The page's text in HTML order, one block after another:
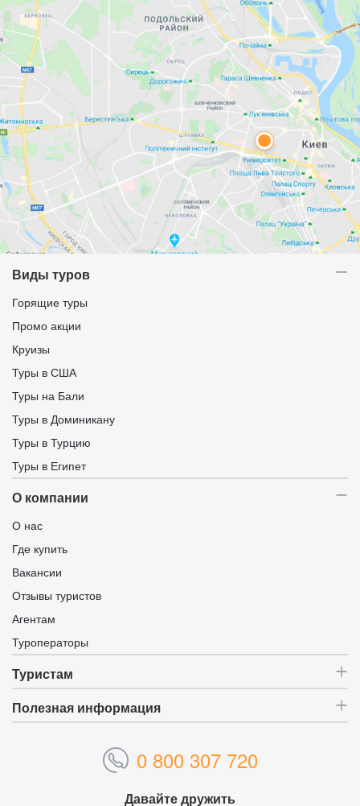
Виды туров
Горящие туры
Промо акции
Круизы
Туры в США
Туры на Бали
Туры в Доминикану
Туры в Турцию
Туры в Египет
О компании
О нас
Где купить
Вакансии
Отзывы туристов
Агентам
Туроператоры
Туристам
Полезная информация
0 800 307 720
Давайте дружить